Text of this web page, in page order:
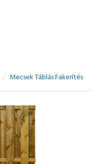
Mecsek Táblás Fakerítés